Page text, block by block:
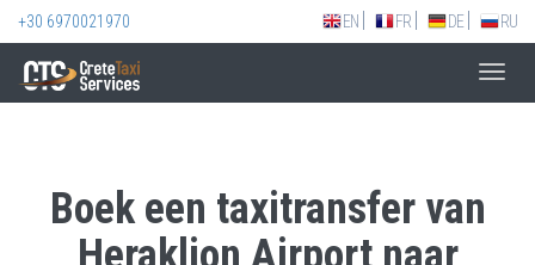
+30 6970021970 EN FR DE RU
Boek een taxitransfer van